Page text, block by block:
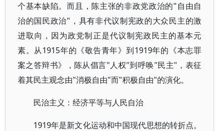
个基本缺陷。而且，陈主张的非政党政治的"自由自
治的国民政治"，具有非代议制宪政的大众民主的激
进取向，因为政党制正是代议制宪政民主的基本元
素。从1915年的《敬告青年》到1919年的《本志罪
案之答辩书》，陈从倡言"人权"到呼唤"民主"，表征
着其民主观念由"消极自由"而"积极自由"的演化。
民治主义：经济平等与人民自治
1919年是新文化运动和中国现代思想的转折点。